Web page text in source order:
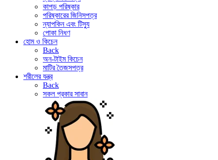
কাপড় পরিষ্কার
পরিষ্কারের জিনিসপত্র
ন্যাপকিন এবং টিস্যু
পোকা নিধণ
হোম ও কিচেন
Back
অন-টাইম কিচেন
মাটির তৈজসপত্র
শরীলের যন্ত্র
Back
সকল প্রকার সাবান